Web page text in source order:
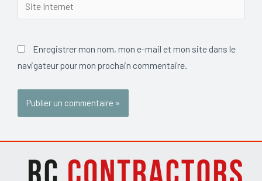
Internet
Enregistrer mon nom, mon e-mail et mon site dans le
navigateur pour mon prochain commentaire.